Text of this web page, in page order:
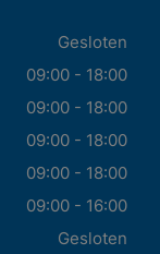
Gesloten
09:00 - 18:00
09:00 - 18:00
09:00 - 18:00
09:00 - 18:00
09:00 - 16:00
Gesloten